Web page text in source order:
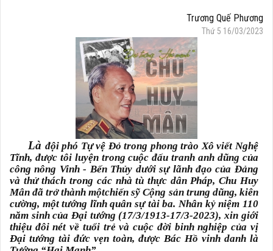
Trương Quế Phương
Thứ 5 16/03/2023
Là đội phó Tự vệ Đỏ trong phong trào Xô viết Nghệ
Tĩnh, được tôi luyện trong cuộc đấu tranh anh dũng của
công nông Vinh - Bến Thủy dưới sự lãnh đạo của Đảng
và thử thách trong các nhà tù thực dân Pháp, Chu Huy
Mân đã trở thành mộtchiến sỹ Cộng sản trung dũng, kiên
cường, một tướng lĩnh quân sự tài ba. Nhân kỷ niệm 110
năm sinh của Đại tướng (17/3/1913-17/3-2023), xin giới
thiệu đôi nét về tuổi trẻ và cuộc đời binh nghiệp của vị
Đại tướng tài đức vẹn toàn, được Bác Hồ vinh danh là